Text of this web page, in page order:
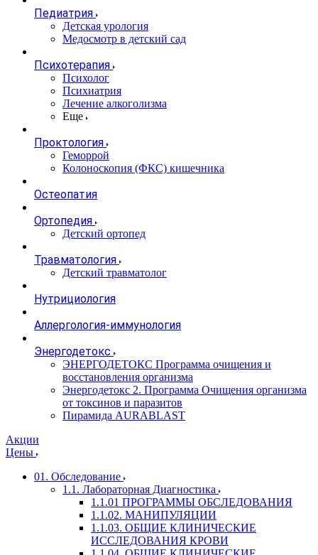
Педиатрия
Детская урология
Медосмотр в детский сад
Психотерапия
Психолог
Психиатрия
Лечение алкоголизма
Еще
Проктология
Геморрой
Колоноскопия (ФКС) кишечника
Остеопатия
Ортопедия
Детский ортопед
Травматология
Детский травматолог
Нутрициология
Аллергология-иммунология
Энергодетокс
ЭНЕРГОДЕТОКС Программа очищения и
восстановления организма
Энергодетокс 2. Программа Очищения организма
от токсинов и паразитов
Пирамида AURABLAST
Акции
Цены
01. Обследование
1.1. Лабораторная Диагностика
1.1.01 ПРОГРАММЫ ОБСЛЕДОВАНИЯ
1.1.02. МАНИПУЛЯЦИИ
1.1.03. ОБЩИЕ КЛИНИЧЕСКИЕ
ИССЛЕДОВАНИЯ КРОВИ